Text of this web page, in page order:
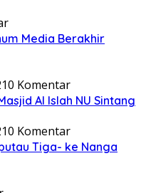
Media Berakhir
0 Komentar
Al Islah NU Sintang
0 Komentar
Tiga- ke Nanga